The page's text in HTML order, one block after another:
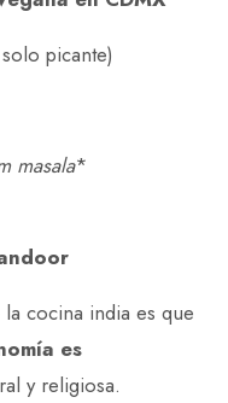
picante)
masala*
cocina india es que
es
y religiosa.